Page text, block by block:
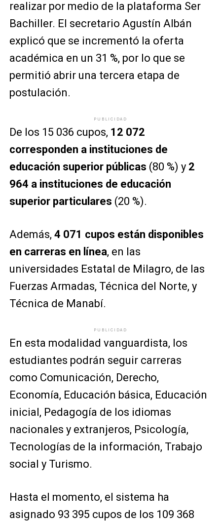
realizar por medio de la plataforma Ser
Bachiller. El secretario Agustín Albán
explicó que se incrementó la oferta
académica en un 31 %, por lo que se
permitió abrir una tercera etapa de
postulación.
PUBLICIDAD
De los 15 036 cupos, 12 072
corresponden a instituciones de
educación superior públicas (80 %) y 2
964 a instituciones de educación
superior particulares (20 %).
Además, 4 071 cupos están disponibles
en carreras en línea, en las
universidades Estatal de Milagro, de las
Fuerzas Armadas, Técnica del Norte, y
Técnica de Manabí.
PUBLICIDAD
En esta modalidad vanguardista, los
estudiantes podrán seguir carreras
como Comunicación, Derecho,
Economía, Educación básica, Educación
inicial, Pedagogía de los idiomas
nacionales y extranjeros, Psicología,
Tecnologías de la información, Trabajo
social y Turismo.
Hasta el momento, el sistema ha
asignado 93 395 cupos de los 109 368